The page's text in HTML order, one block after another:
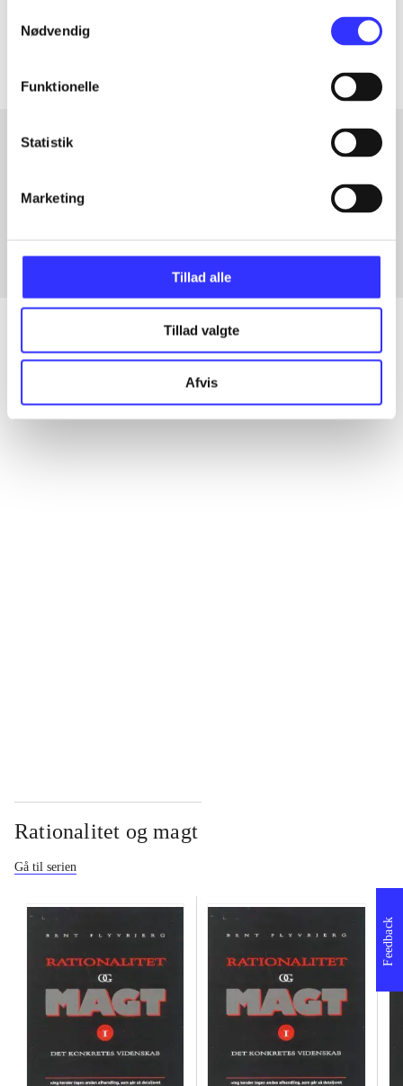
Nødvendig
Funktionelle
Statistik
Marketing
Tillad alle
Tillad valgte
Afvis
Artiklerne i
Fra
Alle registrerede artikler fordelt på udgivelser
Rationalitet og magt
Gå til serien
Feedback